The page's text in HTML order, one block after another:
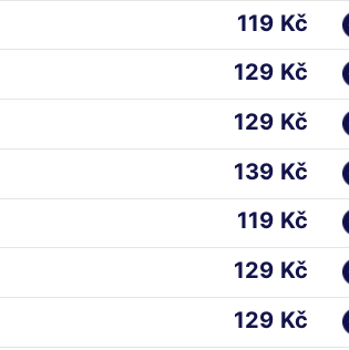
119 Kč
129 Kč
129 Kč
139 Kč
119 Kč
129 Kč
129 Kč